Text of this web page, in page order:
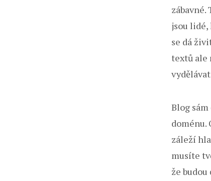
jsou
se dá
textů ale
Blog
doménu.
záleží
musíte
že